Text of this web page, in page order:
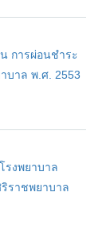
การผ่อนชำระ
บาล พ.ศ. 2553
รงพยาบาล
ราชพยาบาล